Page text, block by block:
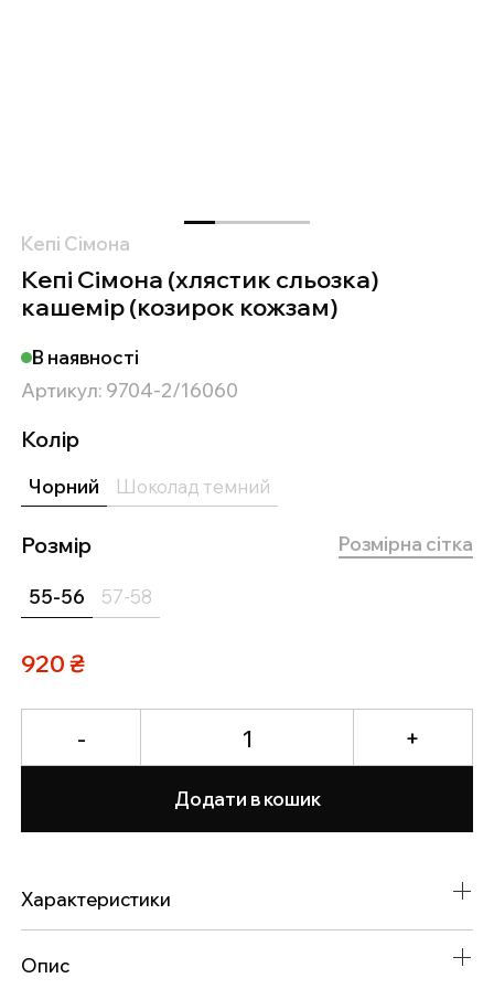
Кепі Сімона
Кепі Сімона (хлястик сльозка)
кашемір (козирок кожзам)
В наявності
Артикул: 9704-2/16060
Колір
Чорний Шоколад темний
Розмір Розмірна сітка
55-56 57-58
920₴
- 1 +
Додати в кошик
Характеристики
Колір
Чорний, Шоколад темний
Розмір
Опис